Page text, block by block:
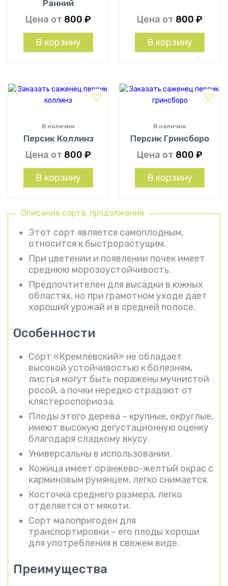
Описание сорта, продолжение
Этот сорт является самоплодным,
относится к быстрорастущим.
При цветении и появлении почек имеет
среднюю морозоустойчивость.
Предпочтителен для высадки в южных
областях, но при грамотном уходе дает
хороший урожай и в средней полосе.
Особенности
Сорт «Кремлевский» не обладает
высокой устойчивостью к болезням,
листья могут быть поражены мучнистой
росой, а почки нередко страдают от
клястероспориоза.
Плоды этого дерева – крупные, округлые,
имеют высокую дегустационную оценку
благодаря сладкому вкусу.
Универсальны в использовании.
Кожица имеет оранжево-желтый окрас с
карминовым румянцем, легко снимается.
Косточка среднего размера, легко
отделяется от мякоти.
Сорт малопригоден для
транспортировки – его плоды хороши
для употребления в свежем виде.
Преимущества
Ранний
Цена от 800 ₽
В корзину
Цена от 800 ₽
В корзину
Персик Коллинз
В наличии
Цена от 800 ₽
В корзину
Персик Гринсборо
В наличии
Цена от 800 ₽
В корзину